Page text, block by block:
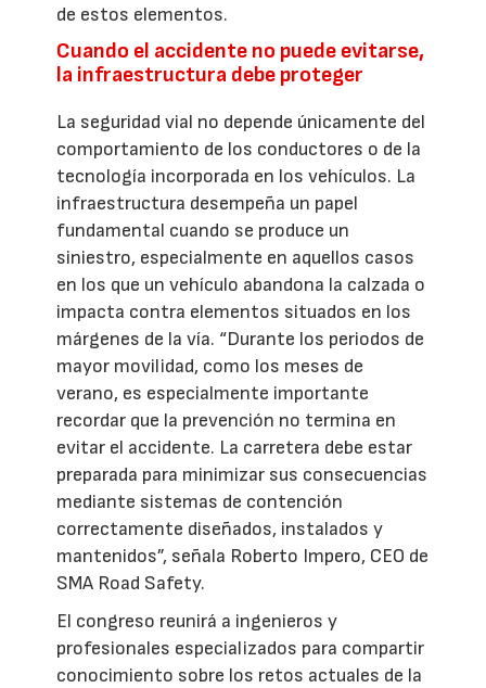
de estos elementos.
Cuando el accidente no puede evitarse,
la infraestructura debe proteger
La seguridad vial no depende únicamente del
comportamiento de los conductores o de la
tecnología incorporada en los vehículos. La
infraestructura desempeña un papel
fundamental cuando se produce un
siniestro, especialmente en aquellos casos
en los que un vehículo abandona la calzada o
impacta contra elementos situados en los
márgenes de la vía. “Durante los periodos de
mayor movilidad, como los meses de
verano, es especialmente importante
recordar que la prevención no termina en
evitar el accidente. La carretera debe estar
preparada para minimizar sus consecuencias
mediante sistemas de contención
correctamente diseñados, instalados y
mantenidos”, señala Roberto Impero, CEO de
SMA Road Safety.
El congreso reunirá a ingenieros y
profesionales especializados para compartir
conocimiento sobre los retos actuales de la